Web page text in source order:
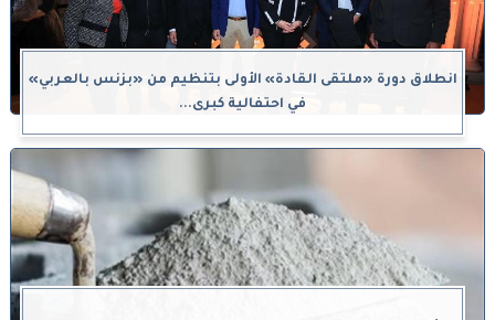
انطلاق دورة «ملتقى القادة» الأولى بتنظيم من «بزنس بالعربي»
في احتفالية كبرى...